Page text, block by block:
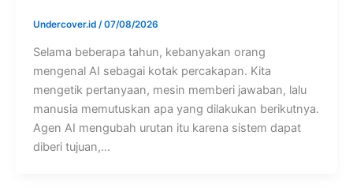
Undercover.id /07/08/2026
Selama beberapa tahun, kebanyakan orang
mengenal AI sebagai kotak percakapan. Kita
mengetik pertanyaan, mesin memberi jawaban, lalu
manusia memutuskan apa yang dilakukan berikutnya.
Agen AI mengubah urutan itu karena sistem dapat
diberi tujuan,…